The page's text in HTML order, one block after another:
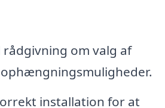
rådgivning om valg af
installation for at